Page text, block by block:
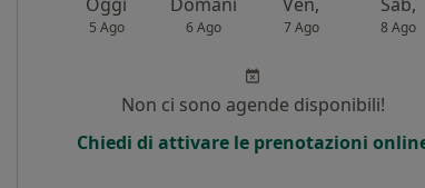
5 Ago 6 Ago 7 Ago 8 Ago
Non ci sono agende disponibili!
Chiedi di attivare le prenotazioni